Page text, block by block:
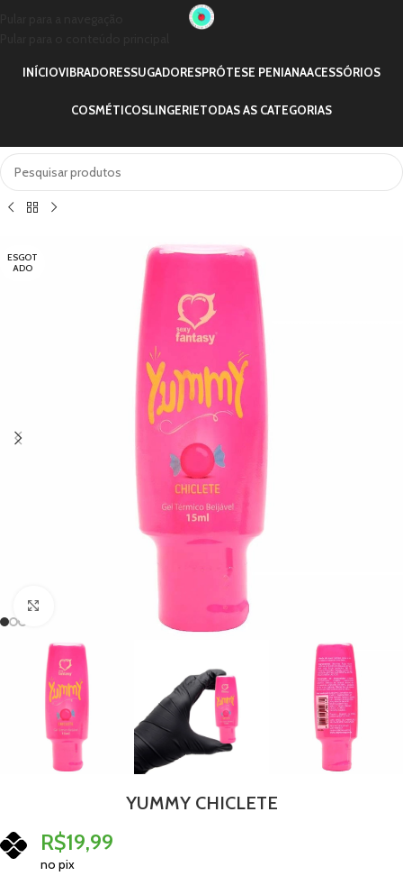
INÍCIOVIBRADORESSUGADORESPRÓTESE PENIANAACESSÓRIOS
COSMÉTICOSLINGERIETODAS AS CATEGORIAS
ESGOT
ADO
YUMMY CHICLETE
R$19,99
no pix